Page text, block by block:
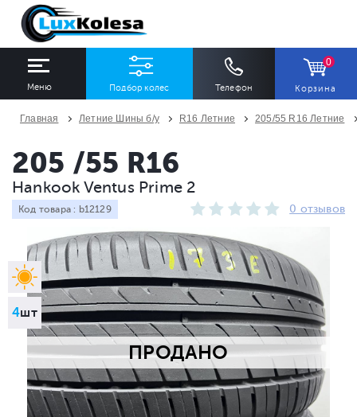
Меню Подбор колес Телефон
0
Корзина
Ширина
Все
Профиль
Все
Сезон
Все
Количество
Все
ПОДОБРАТЬ
Главная Летние Шины б/у R16 Летние 205/55 R16 Летние
ПРОДАНО
4шт
205 /55 R16
Hankook Ventus Prime 2
Код товара : b12129 0 отзывов